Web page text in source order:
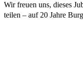
Wir freuen uns, dieses
teilen – auf 20 Jahre